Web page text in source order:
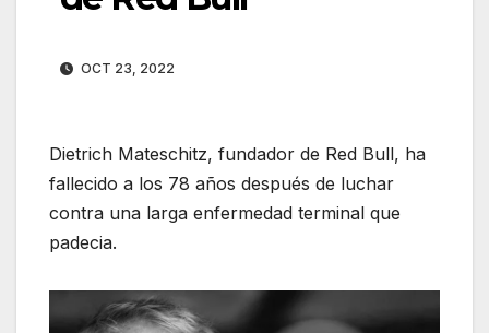
OCT 23, 2022
Dietrich Mateschitz, fundador de Red Bull, ha
fallecido a los 78 años después de luchar
contra una larga enfermedad terminal que
padecia.